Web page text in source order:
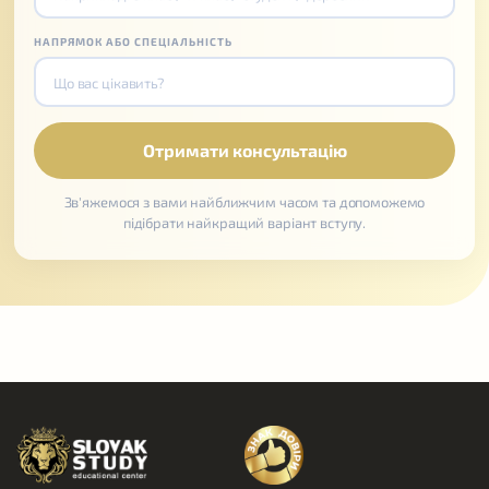
НАПРЯМОК АБО СПЕЦІАЛЬНІСТЬ
Зв'яжемося з вами найближчим часом та допоможемо
підібрати найкращий варіант вступу.